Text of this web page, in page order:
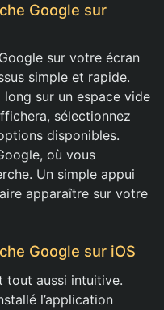
Google sur
sur votre écran
simple et rapide.
sur un espace vide
sélectionnez
disponibles.
où vous
Un simple appui
apparaître sur votre
Google sur iOS
tout aussi intuitive.
l’application